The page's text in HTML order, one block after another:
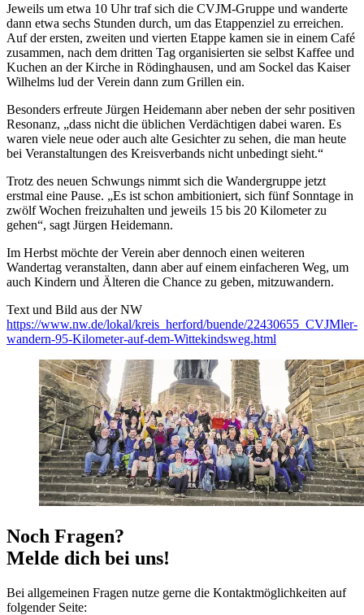
Jeweils um etwa 10 Uhr traf sich die CVJM-Gruppe und wanderte
dann etwa sechs Stunden durch, um das Etappenziel zu erreichen.
Auf der ersten, zweiten und vierten Etappe kamen sie in einem Café
zusammen, nach dem dritten Tag organisierten sie selbst Kaffee und
Kuchen an der Kirche in Rödinghausen, und am Sockel das Kaiser
Wilhelms lud der Verein dann zum Grillen ein.
Besonders erfreute Jürgen Heidemann aber neben der sehr positiven
Resonanz, „dass nicht die üblichen Verdächtigen dabei waren. Es
waren viele neue oder auch alte Gesichter zu sehen, die man heute
bei Veranstaltungen des Kreisverbands nicht unbedingt sieht.“
Trotz des neuen Schwungs nimmt sich die Wandergruppe jetzt
erstmal eine Pause. „Es ist schon ambitioniert, sich fünf Sonntage in
zwölf Wochen freizuhalten und jeweils 15 bis 20 Kilometer zu
gehen“, sagt Jürgen Heidemann.
Im Herbst möchte der Verein aber dennoch einen weiteren
Wandertag veranstalten, dann aber auf einem einfacheren Weg, um
auch Kindern und Älteren die Chance zu geben, mitzuwandern.
Text und Bild aus der NW
https://www.nw.de/lokal/kreis_herford/buende/22430655_CVJMler-
wandern-95-Kilometer-auf-dem-Wittekindsweg.html
Noch Fragen?
Melde dich bei uns!
Bei allgemeinen Fragen nutze gerne die Kontaktmöglichkeiten auf
folgender Seite: